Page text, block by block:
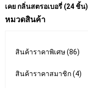
เคย กลิ่นสตรอเบอรี่ (24 ชิ้น)
หมวดสินค้า
สินค้าราคาพิเศษ (86)
สินค้าราคาสมาชิก (4)